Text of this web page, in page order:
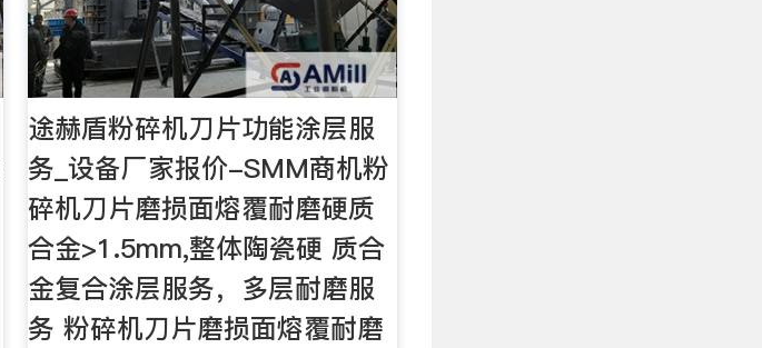
途赫盾粉碎机刀片功能涂层服
务_设备厂家报价-SMM商机粉
碎机刀片磨损面熔覆耐磨硬质
合金>1.5mm,整体陶瓷硬 质合
金复合涂层服务，多层耐磨服
务 粉碎机刀片磨损面熔覆耐磨